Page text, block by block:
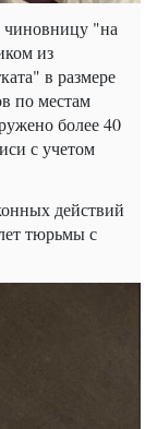
чиновницу "на
из
в размере
по местам
более 40
с учетом
действий
тюрьмы с